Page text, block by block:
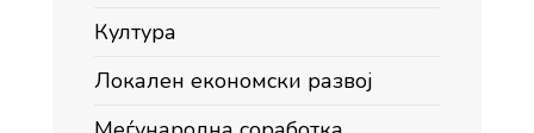
Култура
Локален економски развој